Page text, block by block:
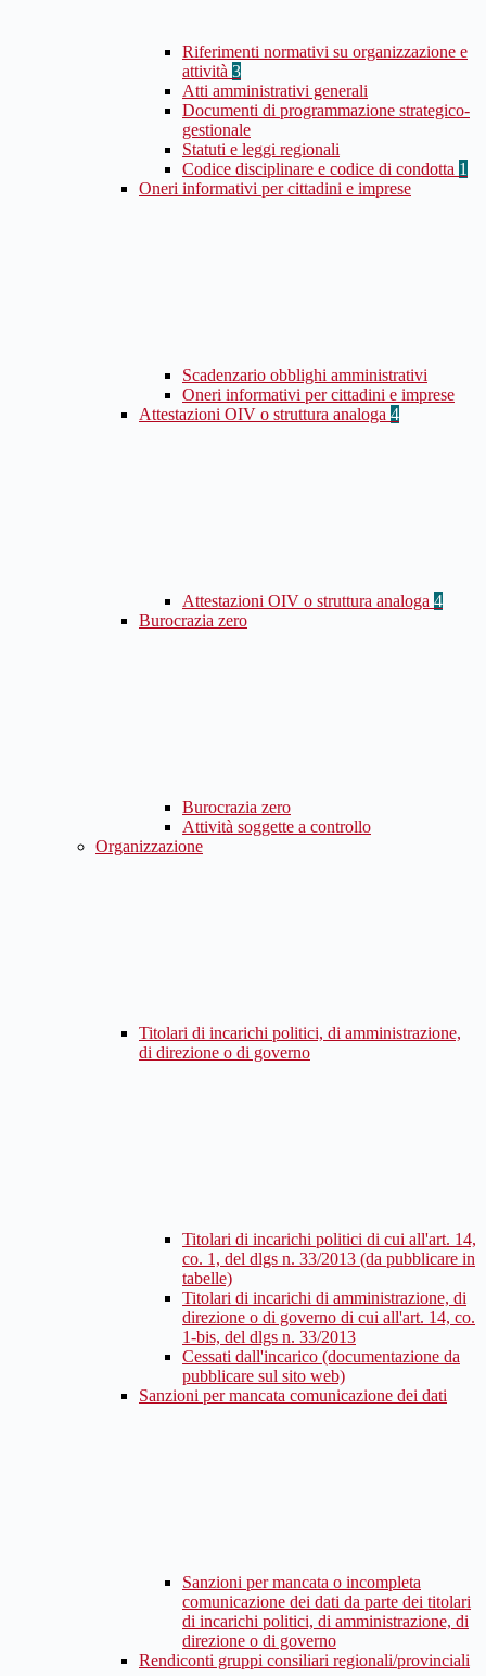
Riferimenti normativi su organizzazione e
attività 3
Atti amministrativi generali
Documenti di programmazione strategico-
gestionale
Statuti e leggi regionali
Codice disciplinare e codice di condotta 1
Oneri informativi per cittadini e imprese
Scadenzario obblighi amministrativi
Oneri informativi per cittadini e imprese
Attestazioni OIV o struttura analoga 4
Attestazioni OIV o struttura analoga 4
Burocrazia zero
Burocrazia zero
Attività soggette a controllo
Organizzazione
Titolari di incarichi politici, di amministrazione,
di direzione o di governo
Titolari di incarichi politici di cui all'art. 14,
co. 1, del dlgs n. 33/2013 (da pubblicare in
tabelle)
Titolari di incarichi di amministrazione, di
direzione o di governo di cui all'art. 14, co.
1-bis, del dlgs n. 33/2013
Cessati dall'incarico (documentazione da
pubblicare sul sito web)
Sanzioni per mancata comunicazione dei dati
Sanzioni per mancata o incompleta
comunicazione dei dati da parte dei titolari
di incarichi politici, di amministrazione, di
direzione o di governo
Rendiconti gruppi consiliari regionali/provinciali